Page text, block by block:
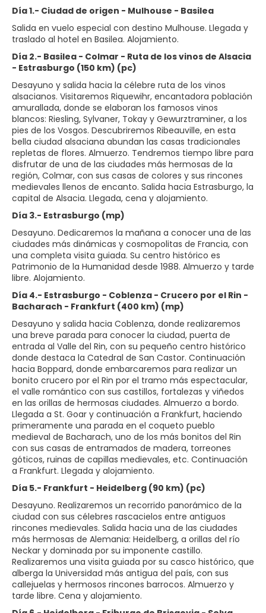
Día 1.- Ciudad de origen - Mulhouse - Basilea
Salida en vuelo especial con destino Mulhouse. Llegada y
Día 2.- Basilea - Colmar - Ruta de los vinos de Alsacia
- Estrasburgo (150 km) (pc)
Desayuno y salida hacia la célebre ruta de los vinos
alsacianos. Visitaremos Riquewihr, encantadora población
amurallada, donde se elaboran los famosos vinos
blancos: Riesling, Sylvaner, Tokay y Gewurztraminer, a los
pies de los Vosgos. Descubriremos Ribeauville, en esta
bella ciudad alsaciana abundan las casas tradicionales
repletas de flores. Almuerzo. Tendremos tiempo libre para
disfrutar de una de las ciudades más hermosas de la
región, Colmar, con sus casas de colores y sus rincones
medievales llenos de encanto. Salida hacia Estrasburgo, la
Día 3.- Estrasburgo (mp)
Desayuno. Dedicaremos la mañana a conocer una de las
ciudades más dinámicas y cosmopolitas de Francia, con
una completa visita guiada. Su centro histórico es
Patrimonio de la Humanidad desde 1988. Almuerzo y tarde
Día 4.- Estrasburgo - Coblenza - Crucero por el Rin -
Bacharach - Frankfurt (400 km) (mp)
Desayuno y salida hacia Coblenza, donde realizaremos
una breve parada para conocer la ciudad, puerta de
entrada al Valle del Rin, con su pequeño centro histórico
donde destaca la Catedral de San Castor. Continuación
hacia Boppard, donde embarcaremos para realizar un
bonito crucero por el Rin por el tramo más espectacular,
el valle romántico con sus castillos, fortalezas y viñedos
en las orillas de hermosas ciudades. Almuerzo a bordo.
Llegada a St. Goar y continuación a Frankfurt, haciendo
primeramente una parada en el coqueto pueblo
medieval de Bacharach, uno de los más bonitos del Rin
con sus casas de entramados de madera, torreones
góticos, ruinas de capillas medievales, etc. Continuación
Día 5.- Frankfurt - Heidelberg (90 km) (pc)
Desayuno. Realizaremos un recorrido panorámico de la
ciudad con sus célebres rascacielos entre antiguos
rincones medievales. Salida hacia una de las ciudades
más hermosas de Alemania: Heidelberg, a orillas del río
Neckar y dominada por su imponente castillo.
Realizaremos una visita guiada por su casco histórico, que
alberga la Universidad más antigua del país, con sus
callejuelas y hermosos rincones barrocos. Almuerzo y